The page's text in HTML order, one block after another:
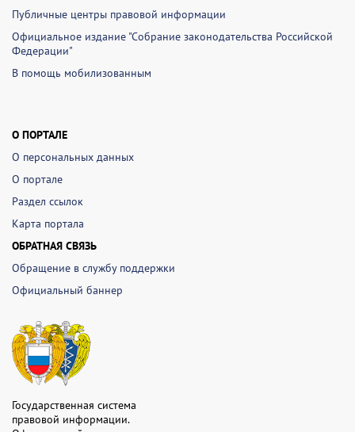
Публичные центры правовой информации
Официальное издание "Собрание законодательства Российской
Федерации"
В помощь мобилизованным
О ПОРТАЛЕ
О персональных данных
О портале
Раздел ссылок
Карта портала
ОБРАТНАЯ СВЯЗЬ
Обращение в службу поддержки
Официальный баннер
Государственная система
правовой информации.